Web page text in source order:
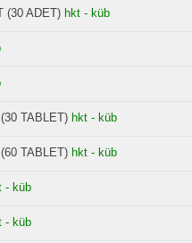
(30 ADET) hkt - küb
TABLET) hkt - küb
TABLET) hkt - küb
- küb
- küb